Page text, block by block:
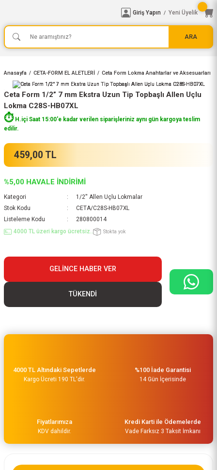
ARA
Giriş Yapın / Yeni Üyelik
Anasayfa CETA-FORM EL ALETLERİ Ceta Form Lokma Anahtarlar ve Aksesuarları
Ceta Form 1/2” 7 mm Ekstra Uzun Tip Topbaşlı Allen Uçlu
Lokma C28S-HB07XL
⏱️H.içi Saat 15:00'e kadar verilen siparişleriniz aynı gün kargoya teslim
edilir.
459,00 TL
%5,00 HAVALE İNDİRİMİ
Kategori
1/2'' Allen Uçlu Lokmalar
Stok Kodu
CETA/C28S-HB07XL
Listeleme Kodu
280800014
4000 TL üzeri kargo ücretsiz..
Stokta yok
GELINCE HABER VER
TÜKENDİ
4000 TL Altındaki Sepetlerde
Kargo Ücreti 190 TL'dir.
%100 İade Garantisi
14 Gün İçerisinde
Fiyatlarımıza
KDV dahildir.
Kredi Karti ile Ödemelerde
Vade Farksız 3 Taksit İmkanı